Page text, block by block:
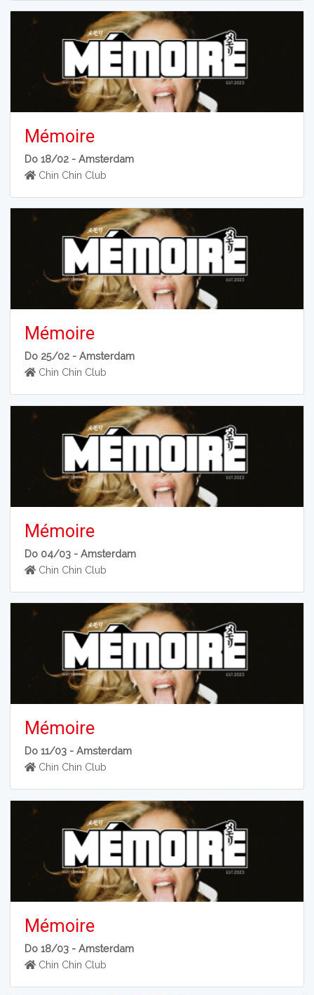
Mémoire
Do 18/02 -Amsterdam
Chin Chin Club
Mémoire
Do 25/02 -Amsterdam
Chin Chin Club
Mémoire
Do 04/03 -Amsterdam
Chin Chin Club
Mémoire
Do 11/03 -Amsterdam
Chin Chin Club
Mémoire
Do 18/03 -Amsterdam
Chin Chin Club